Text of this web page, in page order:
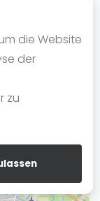
die Website
der
zu